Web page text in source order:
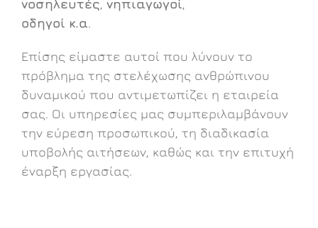
νοσηλευτές, νηπιαγωγοί,
οδηγοί κ.α.
Επίσης είμαστε αυτοί που λύνουν το
πρόβλημα της στελέχωσης ανθρώπινου
δυναμικού που αντιμετωπίζει η εταιρεία
σας. Οι υπηρεσίες μας συμπεριλαμβάνουν
την εύρεση προσωπικού, τη διαδικασία
υποβολής αιτήσεων, καθώς και την επιτυχή
έναρξη εργασίας.